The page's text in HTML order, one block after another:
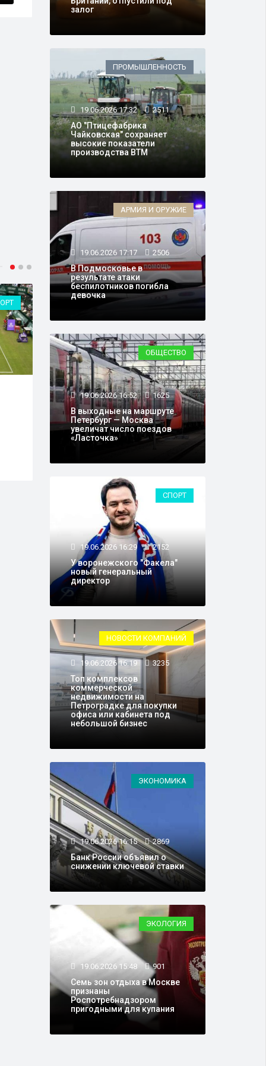
СПОРТ
17.06.2026 10:14 5569
Хет-трик Месси
обеспечил победу
сборной Аргентины над
Алжиром на ЧМ-2026
залог
ПРОМЫШЛЕННОСТЬ
19.06.2026 17:32 2511
АО "Птицефабрика
Чайковская" сохраняет
высокие показатели
производства ВТМ
АРМИЯ И ОРУЖИЕ
19.06.2026 17:17 2506
В Подмосковье в
результате атаки
беспилотников погибла
девочка
ОБЩЕСТВО
19.06.2026 16:52 1625
В выходные на маршруте
Петербург — Москва
увеличат число поездов
«Ласточка»
СПОРТ
19.06.2026 16:29 2152
У воронежского "Факела"
новый генеральный
директор
НОВОСТИ КОМПАНИЙ
19.06.2026 16:19 3235
Топ комплексов
коммерческой
недвижимости на
Петроградке для покупки
офиса или кабинета под
небольшой бизнес
ЭКОНОМИКА
19.06.2026 16:15 2869
Банк России объявил о
снижении ключевой ставки
ЭКОЛОГИЯ
19.06.2026 15:48 901
Семь зон отдыха в Москве
признаны
Роспотребнадзором
пригодными для купания